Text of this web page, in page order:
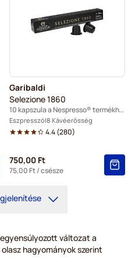
Garibaldi
Selezione 1860
10 kapszula a Nespresso® termékhez
Eszpresszó 8 Kávéerősség
4.4(280)
750,00 Ft
75,00 Ft/ csésze
változat a
hagyományok szerint